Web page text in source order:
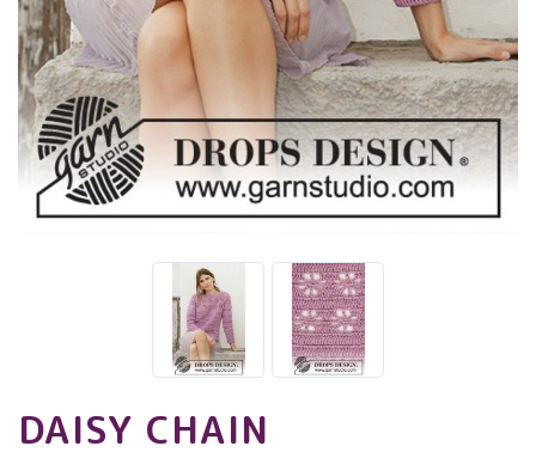
DAISY CHAIN